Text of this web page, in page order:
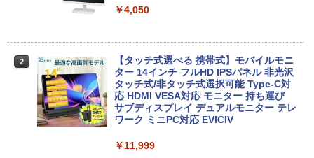
￥5,990
Anker Soundcore Liberty 5 ミッドナイトブ
ラック
￥14,990
見知らぬ糸
￥250
ウォーター ペットボトル 静岡県産 500ミリリ
ットル (Smart Basic)
￥1,380
by Amazon 天然水ラベルレス 2L×9本
￥1,117
ONE PIECE モノクロ版 115 (ジャンプコミッ
クスDIGITAL)
￥594
1 Pro 64bit【送料無料】【1年保証】
【マラソンセール期間中ポイント5倍】
【OSなし】 中古ノートパソコン 第8世代
Core i5 富士通 LIFEBOOK A579/B メモ
リ8GB HDD500GB 15.6インチ HDMI テ
る 7日保証 送料無料 2営業日以内に発送
豊富な端子Type-C USB3.2 有線LAN WI
￥33,800
【全商品10%OFF+P5倍】Dell OptiPlex
3070 Micro 第9世代 Core i5 Windows1
1 Pro メモリ 8GB/16GB SSD 256GB/51
DisplayPort WPS Office付き デスクト
￥4,050
2
【タッチ式選べる 携帯式】モバイルモニ
ター 14インチ フルHD IPSパネル 非光沢
タッチ式/非タッチ式選択可能 Type-C対
応 HDMI VESA対応 モニター 持ち運び
サブディスプレイ デュアルモニター テレ
ワーク ミニPC対応 EVICIV
￥11,999